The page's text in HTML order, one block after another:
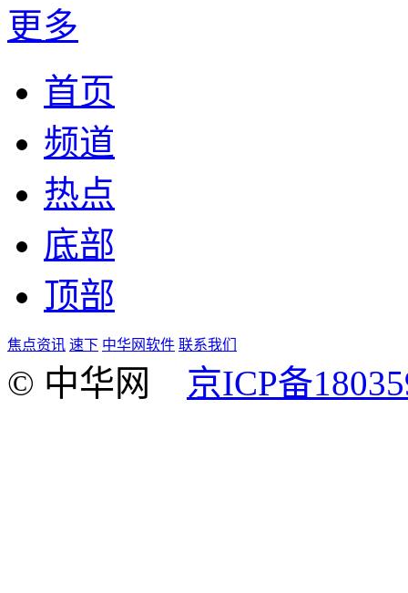
更多
首页
频道
热点
底部
顶部
焦点资讯 速下 中华网软件 联系我们
© 中华网 京ICP备